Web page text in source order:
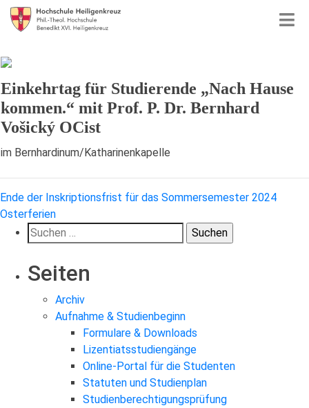
Einkehrtag für Studierende „Nach Hause
kommen.“ mit Prof. P. Dr. Bernhard
Vošický OCist
im Bernhardinum/Katharinenkapelle
Beitragsnavigation
Ende der Inskriptionsfrist für das Sommersemester 2024
Osterferien
Suchen
nach:
Seiten
Archiv
Aufnahme & Studienbeginn
Formulare & Downloads
Lizentiatsstudiengänge
Online-Portal für die Studenten
Statuten und Studienplan
Studienberechtigungsprüfung